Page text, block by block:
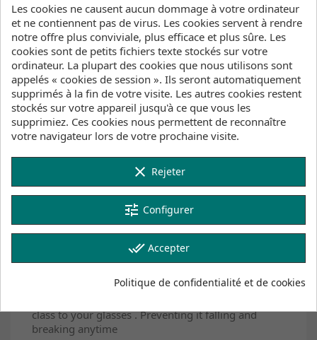
Entrepôts (Stock, Délais de livraison)
Entrepôt Wind&Snow
En stock:
2-4 jours ouvrables
Cliquez ici pour voir l'inventaire des produits
Détails du produit
Inventaire
Tape for holding the glasses in times of extreme
sports. With this tape you ensure that the glasses
will be attached to your body and not have to worry
ensure that the glasses are always cords afloat
class to your glasses . Preventing it falling and
breaking anytime
Les cookies ne causent aucun dommage à votre ordinateur
et ne contiennent pas de virus. Les cookies servent à rendre
notre offre plus conviviale, plus efficace et plus sûre. Les
cookies sont de petits fichiers texte stockés sur votre
ordinateur. La plupart des cookies que nous utilisons sont
appelés « cookies de session ». Ils seront automatiquement
supprimés à la fin de votre visite. Les autres cookies restent
stockés sur votre appareil jusqu'à ce que vous les
supprimiez. Ces cookies nous permettent de reconnaître
votre navigateur lors de votre prochaine visite.
clear Rejeter
tune Configurer
done_all Accepter
Politique de confidentialité et de cookies